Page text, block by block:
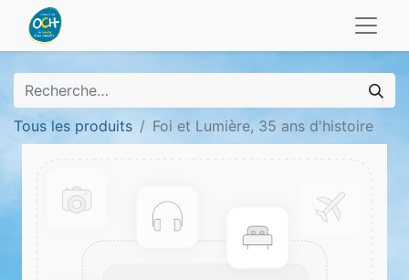
Tous les produits Foi et Lumière, 35 ans d'histoire